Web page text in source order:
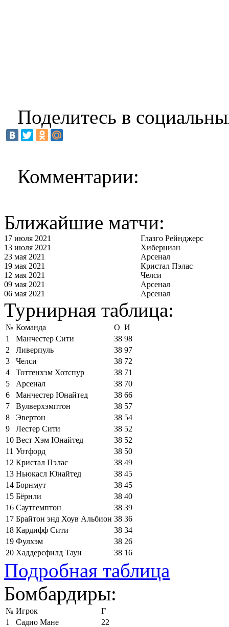
Поделитесь в
Комментарии:
Ближайшие матчи:
17 июля 2021
Глазго Рейнджерс
13 июля 2021
Хиберниан
23 мая 2021
Арсенал
19 мая 2021
Кристал Пэлас
12 мая 2021
Челси
09 мая 2021
Арсенал
06 мая 2021
Арсенал
Турнирная таблица:
№ Команда О И
1
Манчестер Сити 38 98
2
Ливерпуль 38 97
3
Челси 38 72
4
Тоттенхэм Хотспур 38 71
5
Арсенал 38 70
6
Манчестер Юнайтед 38 66
7
Вулверхэмптон 38 57
8
Эвертон 38 54
9
Лестер Сити 38 52
10 Вест Хэм Юнайтед 38 52
11 Уотфорд 38 50
12 Кристал Пэлас 38 49
13 Ньюкасл Юнайтед 38 45
14 Борнмут 38 45
15 Бёрнли 38 40
16 Саутгемптон 38 39
17 Брайтон энд Хоув Альбион 38 36
18 Кардифф Сити 38 34
19 Фулхэм 38 26
20 Хаддерсфилд Таун 38 16
Подробная таблица
Бомбардиры:
№ Игрок
Г
1
Садио Мане
22